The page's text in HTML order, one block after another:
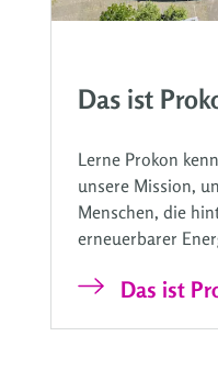
Das ist
Lerne Prokon
unsere Mission,
Menschen, die
erneuerbarer
Das ist